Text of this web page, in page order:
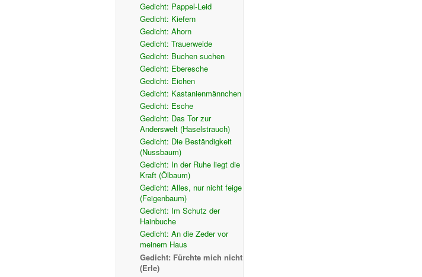
Gedicht: Pappel-Leid
Gedicht: Kiefern
Gedicht: Ahorn
Gedicht: Trauerweide
Gedicht: Buchen suchen
Gedicht: Eberesche
Gedicht: Eichen
Gedicht: Kastanienmännchen
Gedicht: Esche
Gedicht: Das Tor zur
Anderswelt (Haselstrauch)
Gedicht: Die Beständigkeit
(Nussbaum)
Gedicht: In der Ruhe liegt die
Kraft (Ölbaum)
Gedicht: Alles, nur nicht feige
(Feigenbaum)
Gedicht: Im Schutz der
Hainbuche
Gedicht: An die Zeder vor
meinem Haus
Gedicht: Fürchte mich nicht
(Erle)